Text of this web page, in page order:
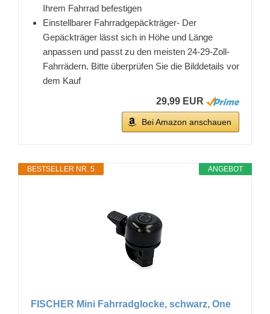
Ihrem Fahrrad befestigen
Einstellbarer Fahrradgepäckträger- Der
Gepäckträger lässt sich in Höhe und Länge
anpassen und passt zu den meisten 24-29-Zoll-
Fahrrädern. Bitte überprüfen Sie die Bilddetails vor
dem Kauf
29,99 EUR
Bei Amazon anschauen
ANGEBOT
BESTSELLER NR. 5
FISCHER Mini Fahrradglocke, schwarz, One